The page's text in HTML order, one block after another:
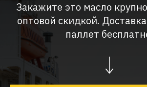
Закажите это масло
оптовой скидкой.
паллет